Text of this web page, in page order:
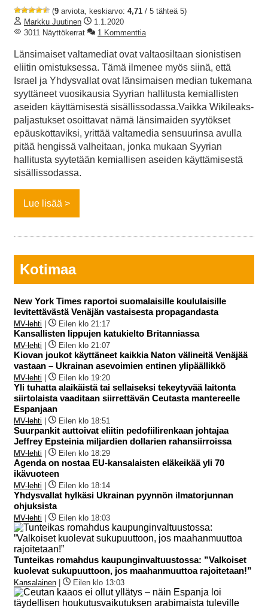
(9 arviota, keskiarvo: 4,71 / 5 tähteä 5)
Markku Juutinen
1.1.2020
3011 Näyttökerrat
1 Kommenttia
Länsimaiset valtamediat ovat valtaosiltaan sionistisen
eliitin omistuksessa. Tämä ilmenee myös siinä, että
Israel ja Yhdysvallat ovat länsimaisen median tukemana
syyttäneet vuosikausia Syyrian hallitusta kemiallisten
aseiden käyttämisestä sisällissodassa.Vaikka Wikileaks-
paljastukset osoittavat nämä länsimaiden syytökset
epäuskottaviksi, yrittää valtamedia sensuurinsa avulla
pitää hengissä valheitaan, jonka mukaan Syyrian
hallitusta syytetään kemiallisen aseiden käyttämisestä
sisällissodassa.
Lue lisää
Kotimaa
New York Times raportoi suomalaisille koululaisille
levitettävästä Venäjän vastaisesta propagandasta
MV-lehti Eilen klo 21:17
Kansallisten lippujen katukielto Britanniassa
MV-lehti Eilen klo 21:07
Kiovan joukot käyttäneet kaikkia Naton välineitä Venäjää
vastaan – Ukrainan asevoimien entinen ylipäällikkö
MV-lehti Eilen klo 19:20
Yli tuhatta alaikäistä tai sellaiseksi tekeytyvää laitonta
siirtolaista vaaditaan siirrettävän Ceutasta mantereelle
Espanjaan
MV-lehti Eilen klo 18:51
Suurpankit auttoivat eliitin pedofiilirenkaan johtajaa
Jeffrey Epsteinia miljardien dollarien rahansiirroissa
MV-lehti Eilen klo 18:29
Agenda on nostaa EU-kansalaisten eläkeikää yli 70
ikävuoteen
MV-lehti Eilen klo 18:14
Yhdysvallat hylkäsi Ukrainan pyynnön ilmatorjunnan
ohjuksista
MV-lehti Eilen klo 18:03
Tunteikas romahdus kaupunginvaltuustossa: ”Valkoiset
kuolevat sukupuuttoon, jos maahanmuuttoa rajoitetaan!”
Kansalainen Eilen klo 13:03